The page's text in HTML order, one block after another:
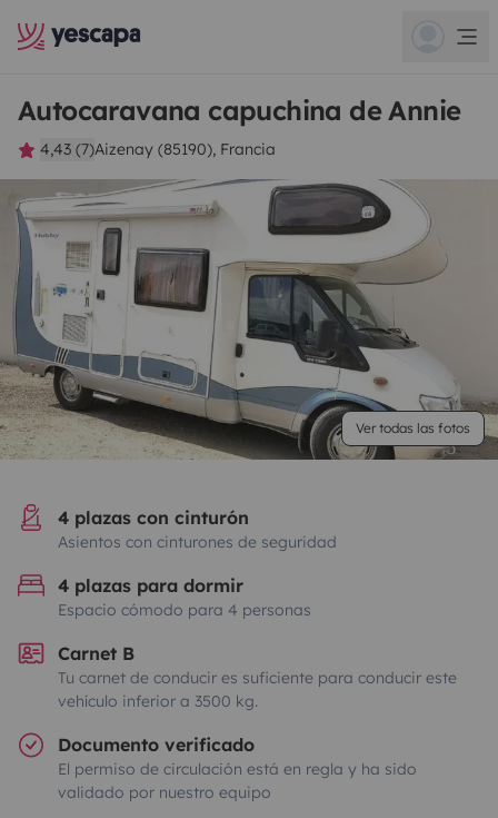
Autocaravana capuchina de Annie
4,43 (7)Aizenay (85190), Francia
Ver todas las fotos
4 plazas con cinturón
Asientos con cinturones de seguridad
4 plazas para dormir
Espacio cómodo para 4 personas
Carnet B
Tu carnet de conducir es suficiente para conducir este
vehículo inferior a 3500 kg.
Documento verificado
El permiso de circulación está en regla y ha sido
validado por nuestro equipo